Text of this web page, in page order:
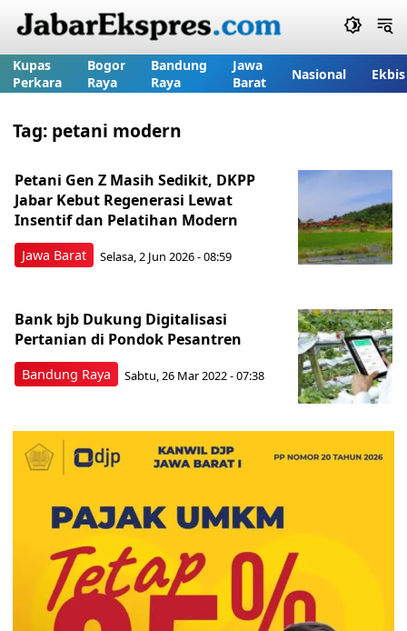
Kupas
Perkara
Bogor
Raya
Bandung
Raya
Jawa
Barat
Nasional Ekbis
Tag: petani modern
Jawa Barat
Petani Gen Z Masih Sedikit, DKPP
Jabar Kebut Regenerasi Lewat
Insentif dan Pelatihan Modern
Selasa, 2 Jun 2026 - 08:59
Bandung Raya
Bank bjb Dukung Digitalisasi
Pertanian di Pondok Pesantren
Sabtu, 26 Mar 2022 - 07:38